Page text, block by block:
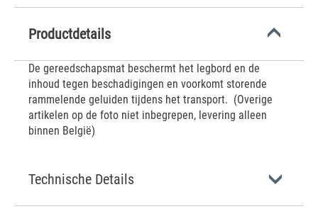
Productdetails
De gereedschapsmat beschermt het legbord en de
inhoud tegen beschadigingen en voorkomt storende
rammelende geluiden tijdens het transport. (Overige
artikelen op de foto niet inbegrepen, levering alleen
binnen België)
Technische Details